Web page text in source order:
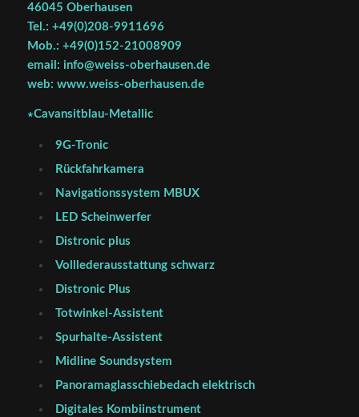
46045 Oberhausen
Tel.: +49(0)208-9911696
Mob.: +49(0)152-21008909
email: info@weiss-oberhausen.de
web: www.weiss-oberhausen.de
∗Cavansitblau-Metallic
9G-Tronic
Rückfahrkamera
Navigationssystem MBUX
LED Scheinwerfer
Distronic plus
Volllederausstattung schwarz
Distronic Plus
Totwinkel-Assistent
Spurhalte-Assistent
Midline Soundsystem
Panoramaglasschiebedach elektrisch
Digitales Kombiinstrument